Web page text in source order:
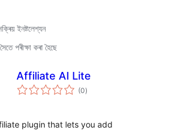
ইনষ্টলেশ্যন
পৰীক্ষা কৰা হৈছে
Affiliate AI Lite
(0টা
মুঠ)
plugin that lets you add